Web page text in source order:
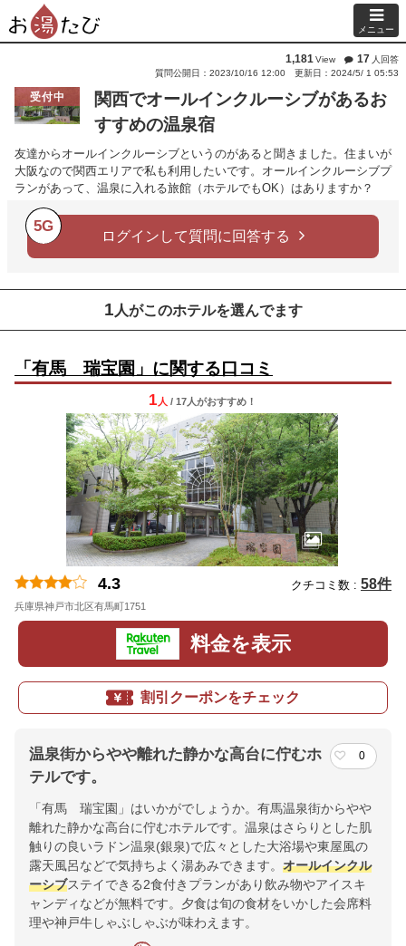
メニュー
1,181View 17 人回答
質問公開日：2023/10/16 12:00
更新日：2024/5/ 1 05:53
受付中
関西でオールインクルーシブがあるお
すすめの温泉宿
友達からオールインクルーシブというのがあると聞きました。住まいが
大阪なので関西エリアで私も利用したいです。オールインクルーシブプ
ランがあって、温泉に入れる旅館（ホテルでもOK）はありますか？
5G
ログインして質問に回答する
1 人がこのホテルを選んでます
「有馬 瑞宝園」に関する口コミ
1 人 / 17人がおすすめ！
4.3 クチコミ数 : 58件
兵庫県神戸市北区有馬町1751
料金を表示
割引クーポンをチェック
温泉街からやや離れた静かな高台に佇むホ
テルです。
0
「有馬 瑞宝園」はいかがでしょうか。有馬温泉街からやや
離れた静かな高台に佇むホテルです。温泉はさらりとした肌
触りの良いラドン温泉(銀泉)で広々とした大浴場や東屋風の
露天風呂などで気持ちよく湯あみできます。 オールインクル
ーシブステイできる2食付きプランがあり飲み物やアイスキ
ャンディなどが無料です。夕食は旬の食材をいかした会席料
理や神戸牛しゃぶしゃぶが味わえます。